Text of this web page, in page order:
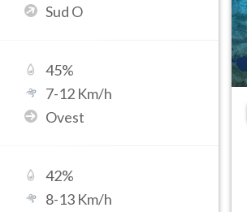
Sud O
45%
7-12 Km/h
Ovest
42%
8-13 Km/h